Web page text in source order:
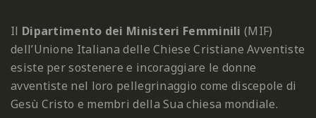
Il Dipartimento dei Ministeri Femminili (MIF)
dell’Unione Italiana delle Chiese Cristiane Avventiste
esiste per sostenere e incoraggiare le donne
avventiste nel loro pellegrinaggio come discepole di
Gesù Cristo e membri della Sua chiesa mondiale.